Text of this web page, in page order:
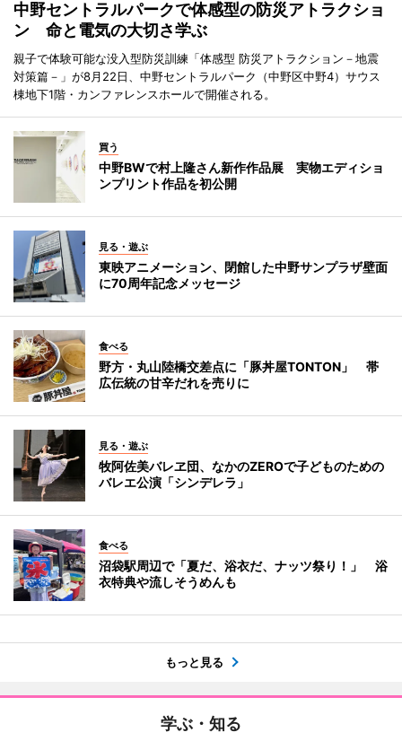
中野セントラルパークで体感型の防災アトラクショ
ン 命と電気の大切さ学ぶ
親子で体験可能な没入型防災訓練「体感型 防災アトラクション－地震
対策篇－」が8月22日、中野セントラルパーク（中野区中野4）サウス
棟地下1階・カンファレンスホールで開催される。
買う
中野BWで村上隆さん新作作品展 実物エディショ
ンプリント作品を初公開
見る・遊ぶ
東映アニメーション、閉館した中野サンプラザ壁面
に70周年記念メッセージ
食べる
野方・丸山陸橋交差点に「豚丼屋TONTON」 帯
広伝統の甘辛だれを売りに
見る・遊ぶ
牧阿佐美バレヱ団、なかのZEROで子どものための
バレエ公演「シンデレラ」
食べる
沼袋駅周辺で「夏だ、浴衣だ、ナッツ祭り！」 浴
衣特典や流しそうめんも
もっと見る
学ぶ・知る